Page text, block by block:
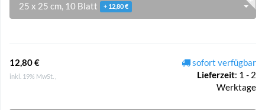
25 x 25 cm, 10 Blatt + 12,80 €
12,80 €
inkl. 19% MwSt. ,
sofort verfügbar
Lieferzeit: 1 - 2
Werktage